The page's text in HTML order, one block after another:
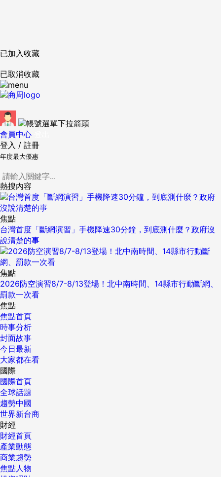
已加入收藏
已取消收藏
會員中心
登入 / 註冊
年度最大優惠
熱搜內容
焦點
台灣首度「斷網演習」手機降速30分鐘，到底測什麼？政府沒
說清楚的事
焦點
2026防空演習8/7-8/13登場！北中南時間、14縣市行動斷網、
罰款一次看
焦點
焦點首頁
時事分析
封面故事
今日最新
大家都在看
國際
國際首頁
全球話題
趨勢中國
世界新台商
財經
財經首頁
產業動態
商業趨勢
焦點人物